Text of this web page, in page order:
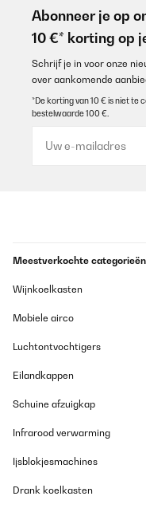
Abonneer je op
10 €* korting op
Schrijf je in voor onze
over aankomende
*De korting van 10 € is niet te
bestelwaarde 100 €.
Meestverkochte categorieën
Wijnkoelkasten
Mobiele airco
Luchtontvochtigers
Eilandkappen
Schuine afzuigkap
Infrarood verwarming
Ijsblokjesmachines
Drank koelkasten